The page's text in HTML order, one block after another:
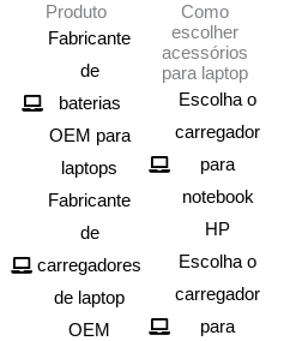
Produto
Fabricante
de
baterias
OEM para
laptops
Fabricante
de
carregadores
de laptop
OEM
Como
escolher
acessórios
para laptop
Escolha o
carregador
para
notebook
HP
Escolha o
carregador
para